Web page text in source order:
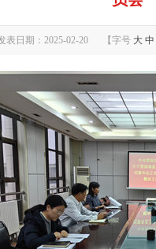
日期：2025-02-20 【字号 大 中